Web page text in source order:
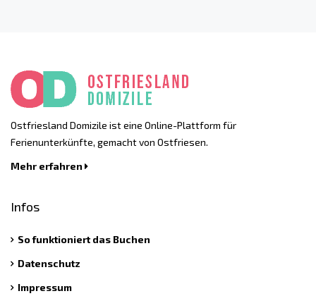
Ostfriesland Domizile ist eine Online-Plattform für
Ferienunterkünfte, gemacht von Ostfriesen.
Mehr erfahren
Infos
So funktioniert das Buchen
Datenschutz
Impressum